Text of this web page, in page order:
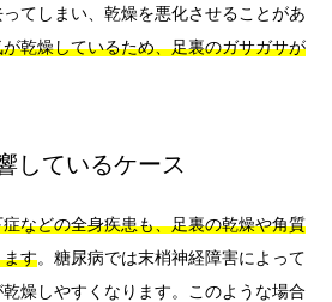
てしまい、乾燥を悪化させることがあ
乾燥しているため、足裏のガサガサが
しているケース
などの全身疾患も、足裏の乾燥や角質
ます。糖尿病では末梢神経障害によって
燥しやすくなります。このような場合